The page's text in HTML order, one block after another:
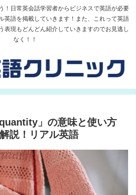
！日常英会話学習者からビジネスで英語が必要
英語を掲載していきます！また、これって英語
表現もどんどん紹介していきますのでお見逃し
なく！！
」の意味と使い方
説！リアル英語